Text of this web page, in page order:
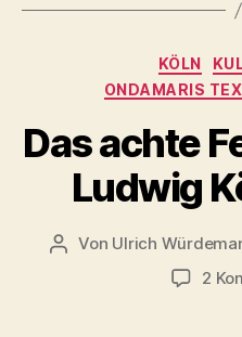
KÖLN
ONDAMARIS
Das achte
Ludwig
Beitragsautor
Von Ulrich
2